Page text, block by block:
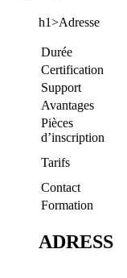
h1>Adresse
Durée
Certification
Support
Avantages
Pièces
d’inscription
Tarifs
Contact
Formation
ADRESS